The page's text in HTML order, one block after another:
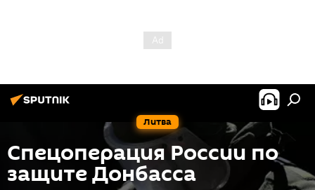
Литва
Спецоперация России по
защите Донбасса